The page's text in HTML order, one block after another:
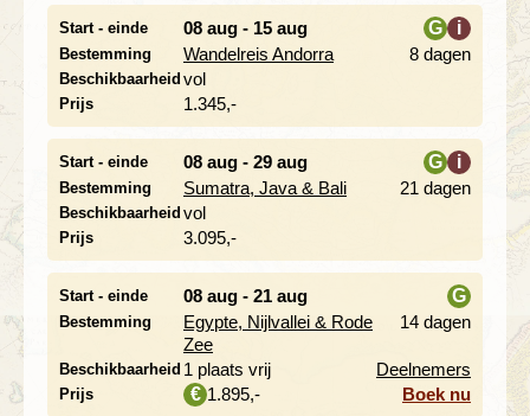
Start - einde 08 aug - 15 aug
Bestemming Wandelreis Andorra
G
i
8 dagen
Beschikbaarheid vol
Prijs 1.345,-
Start - einde 08 aug - 29 aug
Bestemming Sumatra, Java & Bali
G
i
21 dagen
Beschikbaarheid vol
Prijs 3.095,-
Start - einde 08 aug - 21 aug
Bestemming
Egypte, Nijlvallei & Rode
Zee
G
14 dagen
Beschikbaarheid 1 plaats vrij Deelnemers
Prijs € 1.895,- Boek nu